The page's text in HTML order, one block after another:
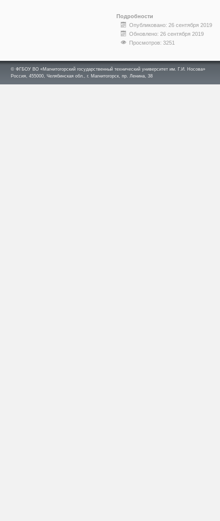
Подробности
Опубликовано: 26 сентября 2019
Обновлено: 26 сентября 2019
Просмотров: 3251
© ФГБОУ ВО «Магнитогорский государственный технический университет им. Г.И. Носова»
Россия, 455000, Челябинская обл., г. Магнитогорск, пр. Ленина, 38